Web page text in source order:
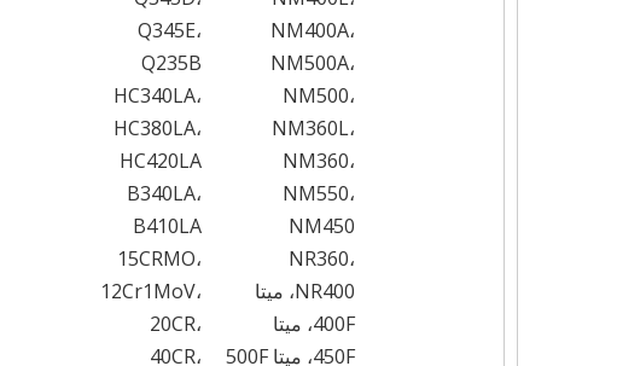
NM400A،
NM500A،
NM500،
NM360L،
NM360،
NM550،
NM450
NR360،
NR400، ميتا
400F، ميتا
450F، ميتا 500F
Q345E،
Q235B
HC340LA،
HC380LA،
HC420LA
B340LA،
B410LA
15CRMO،
12Cr1MoV،
20CR،
40CR،